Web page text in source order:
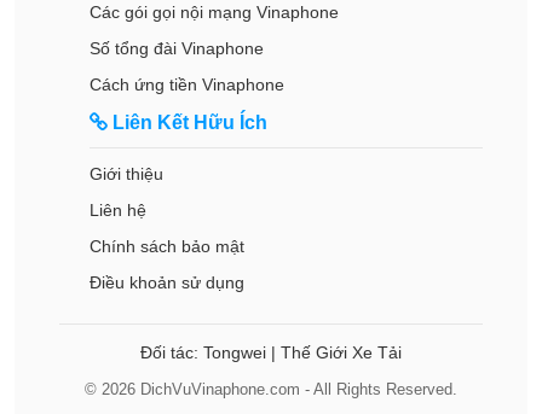
Các gói gọi nội mạng Vinaphone
Số tổng đài Vinaphone
Cách ứng tiền Vinaphone
Liên Kết Hữu Ích
Giới thiệu
Liên hệ
Chính sách bảo mật
Điều khoản sử dụng
Đối tác: Tongwei | Thế Giới Xe Tải
© 2026 DichVuVinaphone.com - All Rights Reserved.